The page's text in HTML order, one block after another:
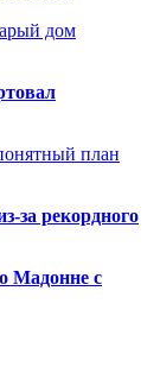
дом
план
за рекордного
Мадонне с